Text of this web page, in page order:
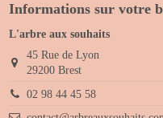
Informations sur votre
L'arbre aux souhaits
45 Rue de Lyon
29200 Brest
02 98 44 45 58